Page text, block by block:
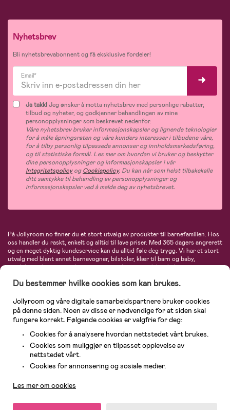
Nyhetsbrev
Bli nyhetsbrevabonnent og få eksklusive fordeler!
Email*
Ja takk!Jeg ønsker å motta nyhetsbrev med personlige rabatter,
tilbud og nyheter, og godkjenner behandlingen av mine
personopplysninger som beskrevet nedenfor.
Våre nyhetsbrev bruker informasjonskapsler og lignende teknologier
for å måle åpningsraten og våre kunders interesser i tilbudene våre,
for å tilby personlig tilpassede annonser og innholdsmarkedsføring,
og til statistiske formål. Les mer om hvordan vi bruker og beskytter
dine personopplysninger og informasjonskapsler i vår
IntegritetspolicyogCookiepolicy. Du kan når som helst tilbakekalle
ditt samtykke til behandling av personopplysninger og
informasjonskapsler ved å melde deg av nyhetsbrevet.
På Jollyroom.no finner du et stort utvalg av produkter til barnefamilien. Hos
oss handler du raskt, enkelt og alltid til lave priser. Med 365 dagers angrerett
og en meget dyktig kundeservice kan du alltid føle deg trygg. Vi har et stort
utvalg med blant annet barnevogner, bilstoler, klær til barn og baby,
produkter til mor, mengder av inspirerende interiør, leker, babyustyr og mye
Maxi-Cosi, Baby Jogger, BabyBjörn, Didriksons, KidKraft, Ergobaby, Philips
største nettbutikk for barn og baby!
Du bestemmer hvilke cookies som kan brukes.
Jollyroom og våre digitale samarbeidspartnere bruker cookies
på denne siden. Noen av disse er nødvendige for at siden skal
fungere korrekt. Følgende cookies er valgfrie for deg:
Cookies for å analysere hvordan nettstedet vårt brukes.
Cookies som muliggjør en tilpasset opplevelse av
nettstedet vårt.
Cookies for annonsering og sosiale medier.
Les mer om cookies